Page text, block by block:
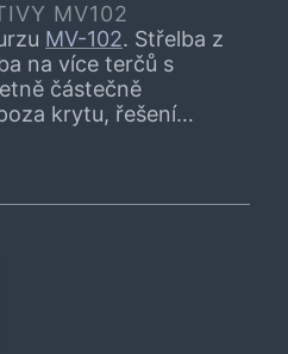
MV102
MV-102. Střelba z
na více terčů s
částečně
krytu, řešení
se obsah
od schopností
a technik, ktere
ovlada.
V pripade, ze je
zcela nove,
vhodny kurz.